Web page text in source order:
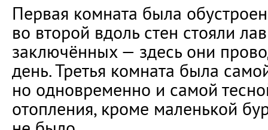
Первая комната была
во второй вдоль стен стояли
заключённых — здесь они
день. Третья комната была
но одновременно и самой
отопления, кроме маленькой